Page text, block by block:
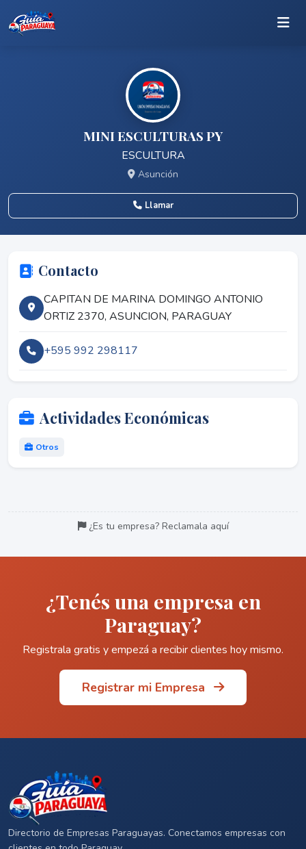
MINI ESCULTURAS PY
ESCULTURA
Asunción
Llamar
Contacto
CAPITAN DE MARINA DOMINGO ANTONIO
ORTIZ 2370, ASUNCION, PARAGUAY
+595 992 298117
Actividades Económicas
Otros
¿Es tu empresa? Reclamala aquí
¿Tenés una empresa en
Paraguay?
Registrala gratis y empezá a recibir clientes hoy mismo.
Registrar mi Empresa
Directorio de Empresas Paraguayas. Conectamos empresas con